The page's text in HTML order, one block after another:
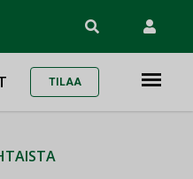
TILAA